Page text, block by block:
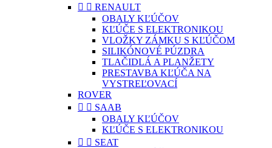
  RENAULT
OBALY KĽÚČOV
KĽÚČE S ELEKTRONIKOU
VLOŽKY ZÁMKU S KĽÚČOM
SILIKÓNOVÉ PÚZDRA
TLAČIDLÁ A PLANŽETY
PRESTAVBA KĽÚČA NA
VYSTREĽOVACÍ
ROVER
  SAAB
OBALY KĽÚČOV
KĽÚČE S ELEKTRONIKOU
  SEAT